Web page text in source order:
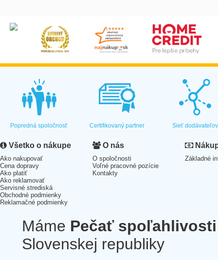
Popredná spoločnosť Certifikovaný partner Sieť dodávateľov
Všetko o nákupe
Ako nakupovať
Cena dopravy
Ako platiť
Ako reklamovať
Servisné strediská
Obchodné podmienky
Reklamačné podmienky
O nás
O spoločnosti
Voľné pracovné pozície
Kontakty
Základné
Máme Pečať spoľahlivosti
Slovenskej republiky